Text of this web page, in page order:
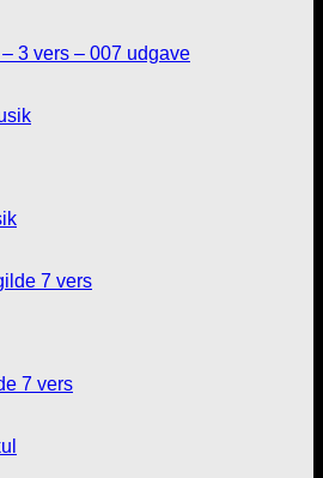
3 vers – 007 udgave
7 vers